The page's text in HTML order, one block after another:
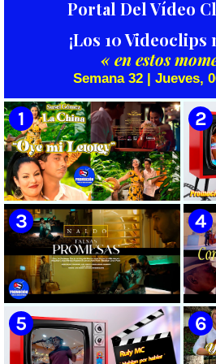
Portal Del Vídeo
¡Los 10 Videoclips
« en estos
Semana 32 | Jueves,
🟡 Susel Gómez (La China) ||
¨Oye Mi Leloley¨ || Director:
Onelio Jesús Larralde González
|| Música popular bailable
cubana || Videoclip || CUBA
||